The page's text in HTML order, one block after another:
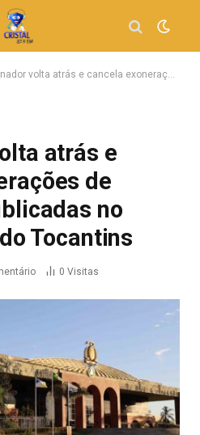
atrás e cancela exonerações de servidores publicadas no Diário Oficial do Tocantins
atrás e
de
no
Tocantins
0 Visitas